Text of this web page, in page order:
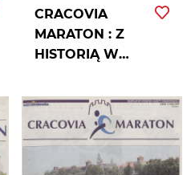
CRACOVIA
MARATON : Z
HISTORIĄ W
96] (24 IV).